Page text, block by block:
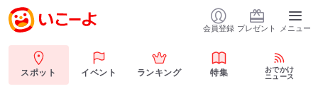
会員登録 プレゼント メニュー
スポット イベント ランキング 特集
おでかけ
ニュース